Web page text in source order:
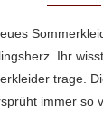
Ihr
trage.
immer so